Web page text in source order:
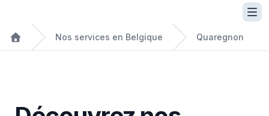
Nos services en Belgique Quaregnon